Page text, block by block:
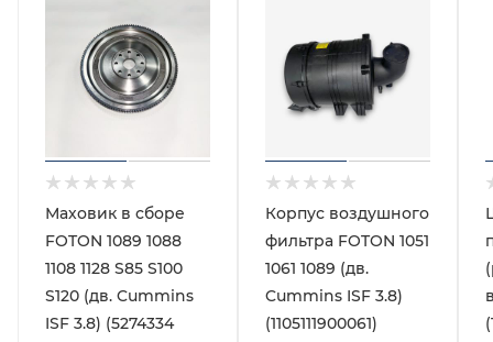
Маховик в сборе
FOTON 1089 1088
1108 1128 S85 S100
S120 (дв. Cummins
ISF 3.8) (5274334
Корпус воздушного
фильтра FOTON 1051
1061 1089 (дв.
Cummins ISF 3.8)
(1105111900061)